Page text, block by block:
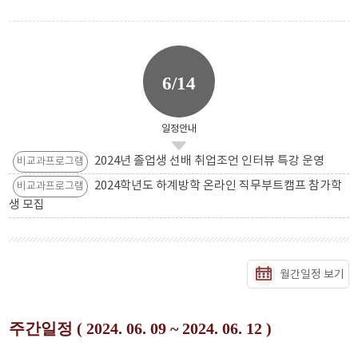
6/14
일정안내
비교과프로그램 2024년 졸업생 선배 취업조언 인터뷰 특강 운영
비교과프로그램
2024학년도 하계방학 온라인 직무부트캠프 참가학
생 모집
월간일정 보기
주간일정 ( 2024. 06. 09 ~ 2024. 06. 12 )